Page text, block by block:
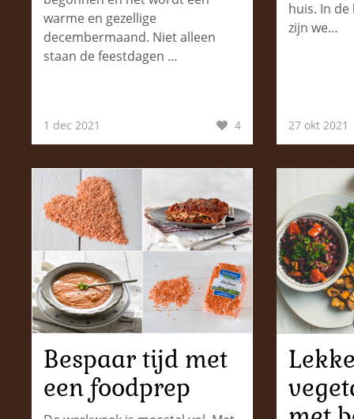
warme en gezellige
decembermaand. Niet alleen
staan de feestdagen …
1 dec 2021 4
huis. In
zijn we…
27 okt 2021
Bespaar tijd met
een foodprep